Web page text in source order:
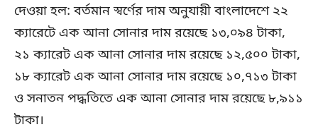
দেওয়া হল: বর্তমান স্বর্ণের দাম অনুযায়ী বাংলাদেশে ২২
ক্যারেটে এক আনা সোনার দাম রয়েছে ১৩,০৯৪ টাকা,
২১ ক্যারেট এক আনা সোনার দাম রয়েছে ১২,৫০০ টাকা,
১৮ ক্যারেট এক আনা সোনার দাম রয়েছে ১০,৭১৩ টাকা
ও সনাতন পদ্ধতিতে এক আনা সোনার দাম রয়েছে ৮,৯১১
টাকা।